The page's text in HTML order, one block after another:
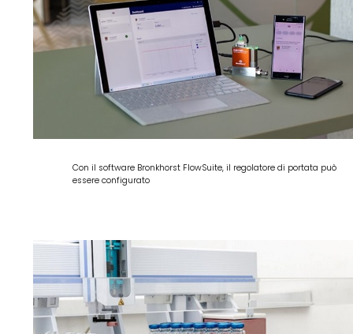
Con il software Bronkhorst FlowSuite, il regolatore di portata può
essere configurato